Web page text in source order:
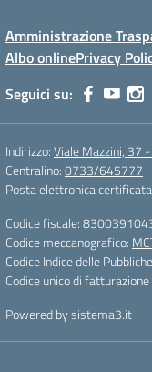
Amministrazione
Albo onlinePrivacy
Seguici su:
Indirizzo:Viale Mazzini, 37
Centralino:0733/645777
Posta elettronica certificata
Codice fiscale:
Codice meccanografico:
Codice Indice delle
Codice unico di fatturazione
Powered by sistema3.it